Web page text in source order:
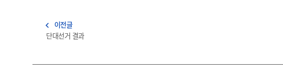
navigate_before 이전글
단대선거 결과